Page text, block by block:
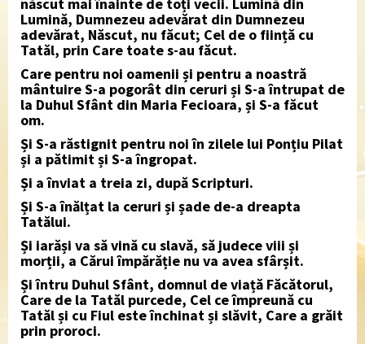
Lumină, Dumnezeu adevărat din Dumnezeu
adevărat, Născut, nu făcut; Cel de o ființă cu
Tatăl, prin Care toate s-au făcut.
Care pentru noi oamenii și pentru a noastră
mântuire S-a pogorât din ceruri și S-a întrupat de
la Duhul Sfânt din Maria Fecioara, și S-a făcut
om.
Și S-a răstignit pentru noi în zilele lui Ponțiu Pilat
și a pătimit și S-a îngropat.
Și a înviat a treia zi, după Scripturi.
Și S-a înălțat la ceruri și șade de-a dreapta
Tatălui.
Și iarăși va să vină cu slavă, să judece viii și
morții, a Cărui împărăție nu va avea sfârșit.
Și întru Duhul Sfânt, domnul de viață Făcătorul,
Care de la Tatăl purcede, Cel ce împreună cu
Tatăl și cu Fiul este închinat și slăvit, Care a grăit
prin proroci.